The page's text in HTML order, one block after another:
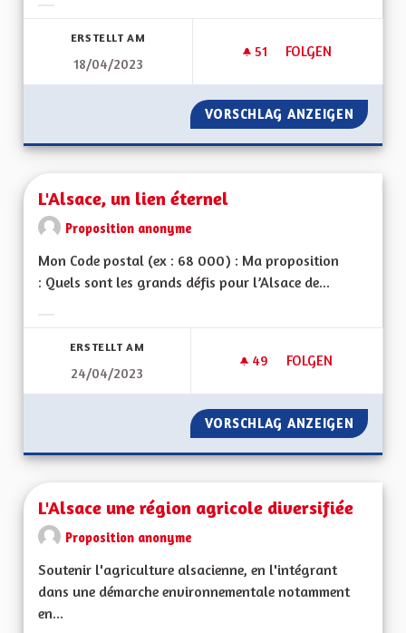
ERSTELLT AM
18/04/2023
51 51 FOLLOWER
FOLGEN
L'ATTRACTIVITÉ
VORSCHLAG ANZEIGEN
L'Alsace, un lien éternel
Proposition anonyme
Mon Code postal (ex : 68 000) : Ma proposition
: Quels sont les grands défis pour l’Alsace de...
ERSTELLT AM
24/04/2023
49 49 FOLLOWER
FOLGEN
L'ALSACE, UN LIEN
VORSCHLAG ANZEIGEN
L'Alsace une région agricole diversifiée
Proposition anonyme
Soutenir l'agriculture alsacienne, en l'intégrant
dans une démarche environnementale notamment
en...